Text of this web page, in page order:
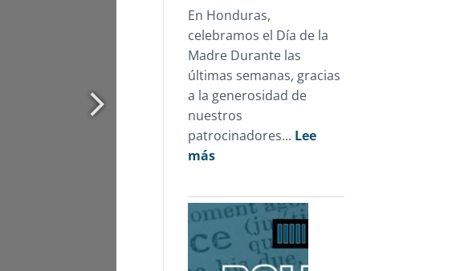
En Honduras,
celebramos el Día de la
Madre Durante las
últimas semanas, gracias
a la generosidad de
nuestros
patrocinadores... Lee
más:
Día
de
la
Madre